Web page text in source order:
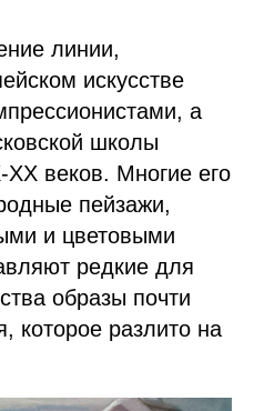
линии,
искусстве
а
школы
веков. Многие его
пейзажи,
и цветовыми
редкие для
образы почти
которое разлито на